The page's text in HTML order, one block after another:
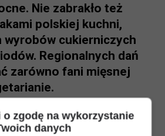
Nie zabrakło też
polskiej kuchni,
wyrobów cukierniczych
Regionalnych dań
zarówno fani mięsnej
zgodę na wykorzystanie
danych